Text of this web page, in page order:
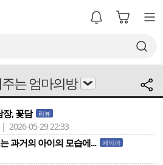
는 엄마의방
장, 꽃담 리뷰
2026-05-29 22:33
과거의 아이의 모습에... 페이퍼